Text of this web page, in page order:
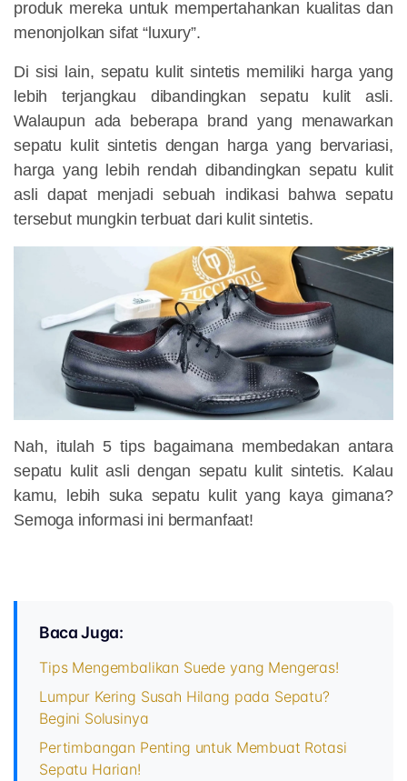
produk mereka untuk mempertahankan kualitas dan
menonjolkan sifat “luxury”.
Di sisi lain, sepatu kulit sintetis memiliki harga yang
lebih terjangkau dibandingkan sepatu kulit asli.
Walaupun ada beberapa brand yang menawarkan
sepatu kulit sintetis dengan harga yang bervariasi,
harga yang lebih rendah dibandingkan sepatu kulit
asli dapat menjadi sebuah indikasi bahwa sepatu
tersebut mungkin terbuat dari kulit sintetis.
Nah, itulah 5 tips bagaimana membedakan antara
sepatu kulit asli dengan sepatu kulit sintetis. Kalau
kamu, lebih suka sepatu kulit yang kaya gimana?
Semoga informasi ini bermanfaat!
Baca Juga:
Tips Mengembalikan Suede yang Mengeras!
Lumpur Kering Susah Hilang pada Sepatu?
Begini Solusinya
Pertimbangan Penting untuk Membuat Rotasi
Sepatu Harian!